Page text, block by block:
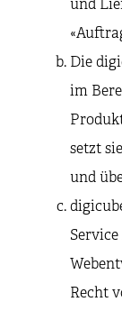
und
Die
im
setzt
und
Recht